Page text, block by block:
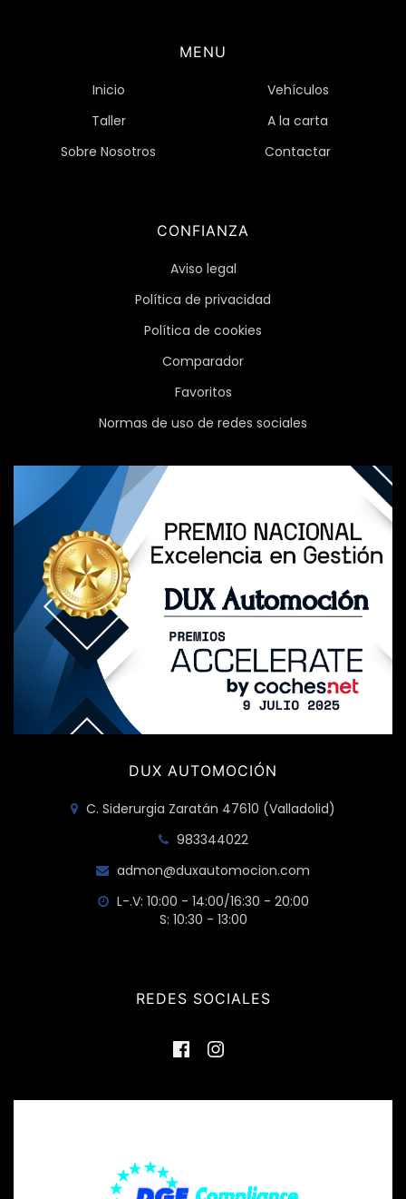
MENU
Inicio
Vehículos
Taller
A la carta
Sobre Nosotros
Contactar
CONFIANZA
Aviso legal
Política de privacidad
Política de cookies
Comparador
Favoritos
Normas de uso de redes sociales
DUX AUTOMOCIÓN
C. Siderurgia Zaratán 47610 (Valladolid)
983344022
admon@duxautomocion.com
L-.V: 10:00 - 14:00/16:30 - 20:00
S: 10:30 - 13:00
REDES SOCIALES